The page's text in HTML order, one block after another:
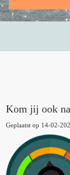
Kom jij ook
Geplaatst op 14-02-